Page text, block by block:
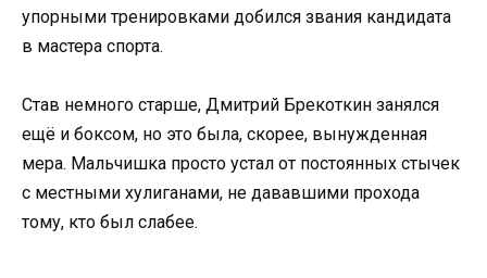
упорными тренировками добился звания кандидата
в мастера спорта.
Став немного старше, Дмитрий Брекоткин занялся
ещё и боксом, но это была, скорее, вынужденная
мера. Мальчишка просто устал от постоянных стычек
с местными хулиганами, не дававшими прохода
тому, кто был слабее.